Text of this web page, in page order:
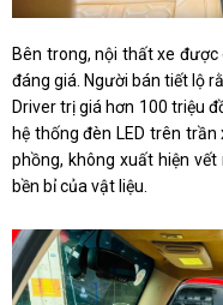
Bên trong, nội thất xe
đáng giá. Người bán tiết lộ
Driver trị giá hơn 100 triệu
hệ thống đèn LED trên
phồng, không xuất hiện
bền bỉ của vật liệu.